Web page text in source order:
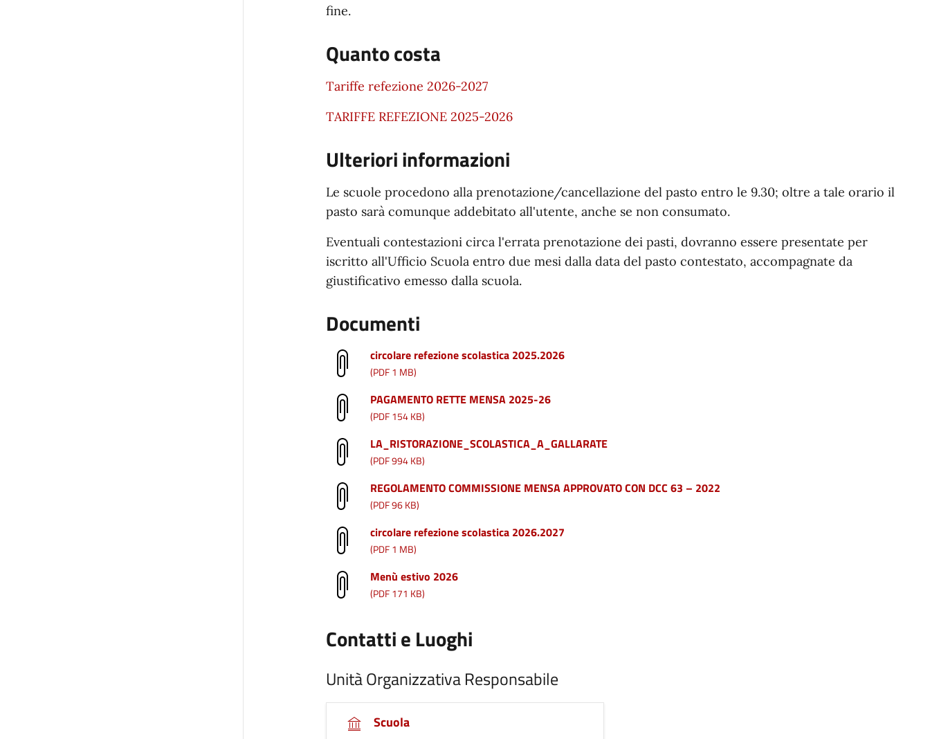
fine.
Quanto costa
Tariffe refezione 2026-2027
TARIFFE REFEZIONE 2025-2026
Ulteriori informazioni
Le scuole procedono alla prenotazione/cancellazione del pasto entro le 9.30; oltre a tale orario il
pasto sarà comunque addebitato all'utente, anche se non consumato.
Eventuali contestazioni circa l'errata prenotazione dei pasti, dovranno essere presentate per
iscritto all'Ufficio Scuola entro due mesi dalla data del pasto contestato, accompagnate da
giustificativo emesso dalla scuola.
Documenti
circolare refezione scolastica 2025.2026
(PDF 1 MB)
PAGAMENTO RETTE MENSA 2025-26
(PDF 154 KB)
LA_RISTORAZIONE_SCOLASTICA_A_GALLARATE
(PDF 994 KB)
REGOLAMENTO COMMISSIONE MENSA APPROVATO CON DCC 63 – 2022
(PDF 96 KB)
circolare refezione scolastica 2026.2027
(PDF 1 MB)
Menù estivo 2026
(PDF 171 KB)
Contatti e Luoghi
Unità Organizzativa Responsabile
Scuola